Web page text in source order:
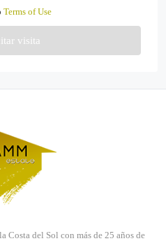
Terms of Use
visita
del Sol con más de 25 años de